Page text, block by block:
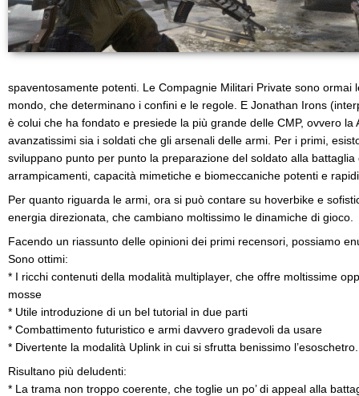
spaventosamente potenti. Le Compagnie Militari Private sono ormai
mondo, che determinano i confini e le regole. E Jonathan Irons
è colui che ha fondato e presiede la più grande delle CMP, ovvero
avanzatissimi sia i soldati che gli arsenali delle armi. Per i primi,
sviluppano punto per punto la preparazione del soldato alla
arrampicamenti, capacità mimetiche e biomeccaniche potenti e
Per quanto riguarda le armi, ora si può contare su hoverbike e
energia direzionata, che cambiano moltissimo le dinamiche di gioco.
Facendo un riassunto delle opinioni dei primi recensori, possiamo
Sono ottimi:
* I ricchi contenuti della modalità multiplayer, che offre moltissime
mosse
* Utile introduzione di un bel tutorial in due parti
* Combattimento futuristico e armi davvero gradevoli da usare
* Divertente la modalità Uplink in cui si sfrutta benissimo l’esoschetro.
Risultano più deludenti:
* La trama non troppo coerente, che toglie un po’ di appeal alla